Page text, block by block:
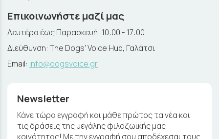
Επικοινωνήστε μαζί μας
Δευτέρα έως Παρασκευή: 10:00 - 17:00
Διεύθυνση: The Dogs' Voice Hub, Γαλάτσι
Email: info@dogsvoice.gr
Newsletter
Κάνε τώρα εγγραφή και μάθε πρώτος τα νέα και
τις δράσεις της μεγάλης φιλοζωικής μας
κοινότητας! Με την εγγραφή σου αποδέχεσαι τους